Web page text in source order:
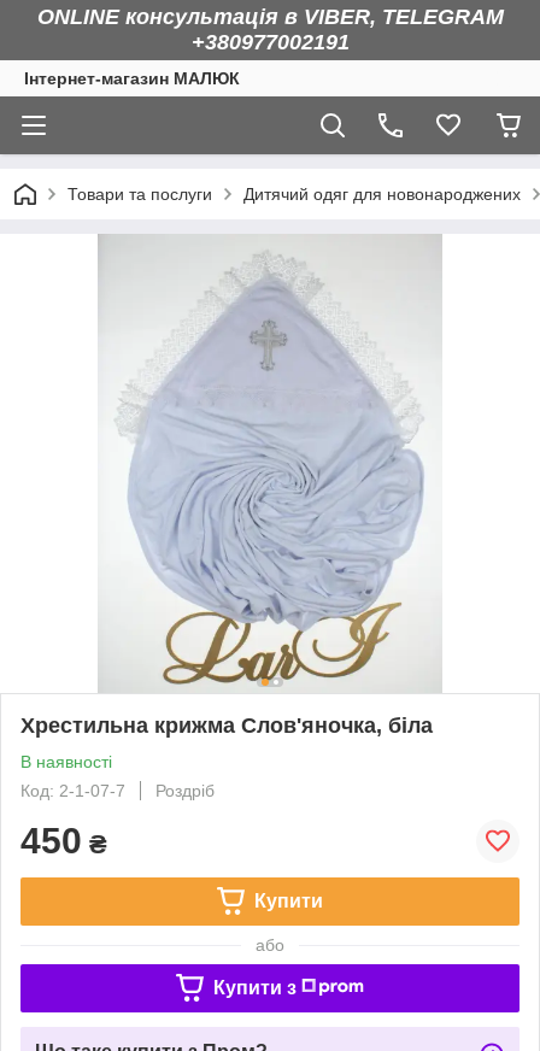
ONLINE консультація в VIBER, TELEGRAM
+380977002191
Інтернет-магазин МАЛЮК
Товари та послуги Дитячий одяг для новонароджених
Хрестильна крижма Слов'яночка, біла
В наявності
Код: 2-1-07-7
Роздріб
450 ₴
Купити
або
Купити з